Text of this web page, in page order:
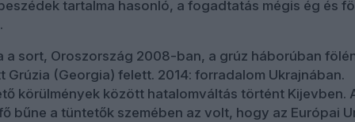
tartalma hasonló, a fogadtatás mégis ég és
sort, Oroszország 2008-ban, a grúz háborúban
Grúzia (Georgia) felett. 2014: forradalom Ukrajnában.
körülmények között hatalomváltás történt Kijevben.
bűne a tüntetők szemében az volt, hogy az Európai